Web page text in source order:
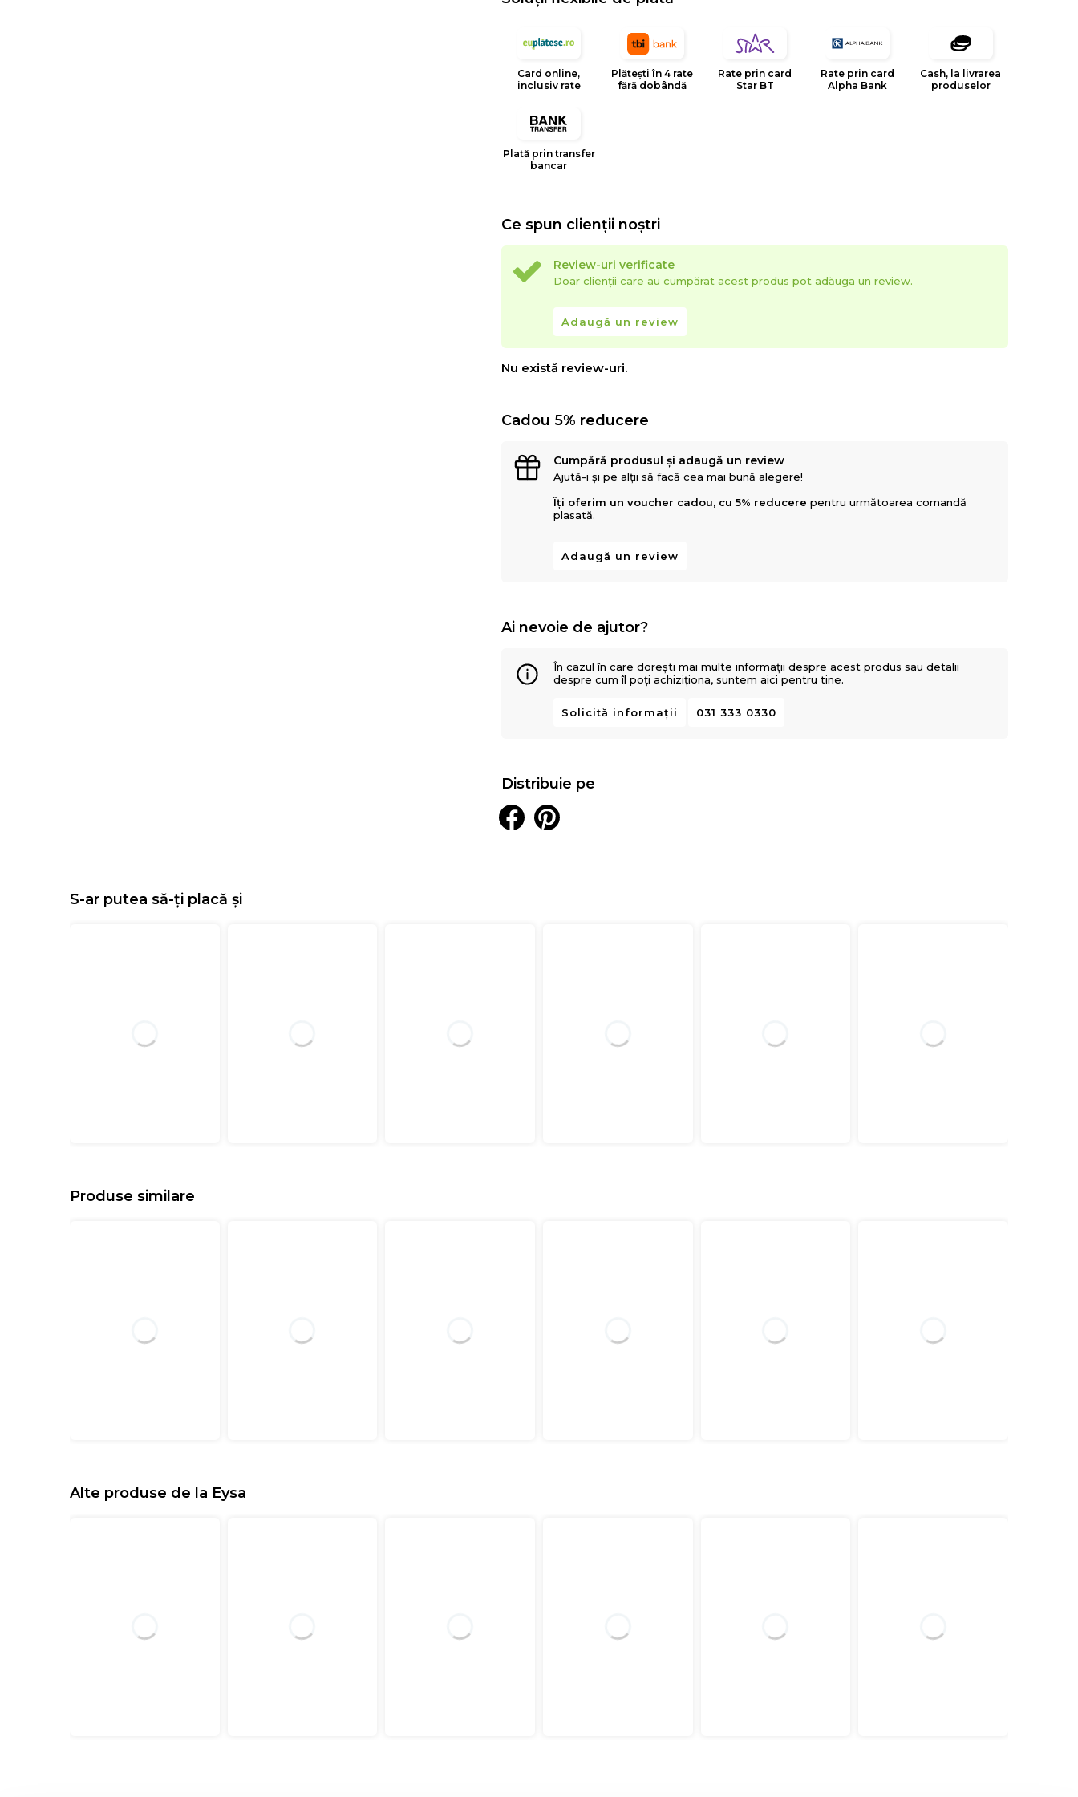
- Culorile prezentate pot avea unele variatii in comparatie cu realitatea, datorita limitarilor
procesului de imprimare.
este un brand spaniol de referinta in domeniul tesaturilor decorative, tapiteriilor si
huselor pentru mobilier. Creativitatea, designul, inovatia si calitatea sunt valorile care
determina stilul si traiectoria Eysa inca de la infiintarea sa.
Card online,
inclusiv rate
Plătești în 4 rate
fără dobândă
Rate prin card
Star BT
Rate prin card
Alpha Bank
Cash, la livrarea
produselor
Plată prin transfer
bancar
Ce spun clienții noștri
Review-uri verificate
Doar clienții care au cumpărat acest produs pot adăuga un review.
Adaugă un review
Nu există review-uri.
Cadou 5% reducere
Cumpără produsul și adaugă un review
Ajută-i și pe alții să facă cea mai bună alegere!
Îți oferim un voucher cadou, cu 5% reducere pentru următoarea comandă
plasată.
Adaugă un review
Ai nevoie de ajutor?
În cazul în care dorești mai multe informații despre acest produs sau detalii
despre cum îl poți achiziționa, suntem aici pentru tine.
Solicită informații 031 333 0330
Distribuie pe
S-ar putea să-ți placă și
Produse similare
Alte produse de la Eysa